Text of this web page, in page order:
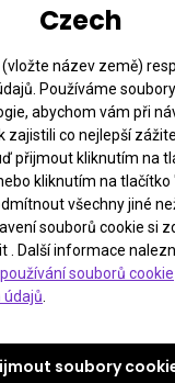
Czech
název země)
Používáme
abychom vám při
zajistili co nejlepší
přijmout kliknutím na
kliknutím na tlačítko
všechny jiné
souborů cookie si
. Další informace
souborů cookie
údajů
soubory
dobu
pro rok
zásad pro řízení
zaměstnance
na dobu